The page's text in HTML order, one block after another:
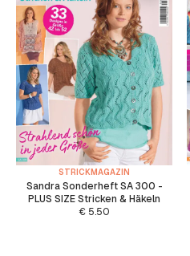
STRICKMAGAZIN
Sandra Sonderheft SA 300 -
PLUS SIZE Stricken & Häkeln
€ 5.50